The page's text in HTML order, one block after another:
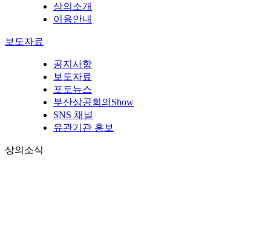
상의소개
이용안내
보도자료
공지사항
보도자료
포토뉴스
부산상공회의Show
SNS 채널
유관기관 홍보
상의소식